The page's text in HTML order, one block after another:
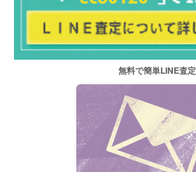
無料で簡単LINE査定